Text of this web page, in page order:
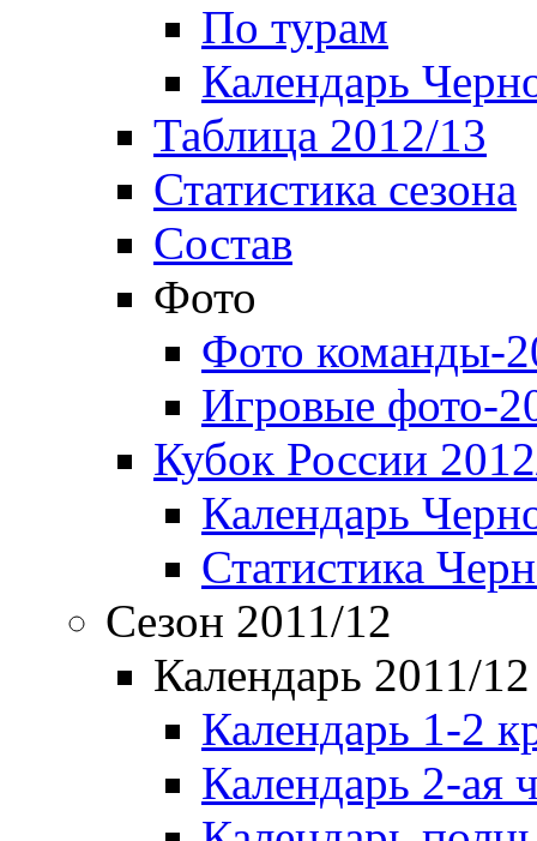
По турам
Календарь
Таблица 2012/13
Статистика сезона
Состав
Фото
Фото команды-
Игровые фото-
Кубок России
Календарь
Статистика
Сезон 2011/12
Календарь 2011/12
Календарь 1-2
Календарь 2-ая